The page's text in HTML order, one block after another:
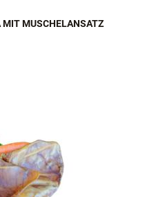
MIT MUSCHELANSATZ